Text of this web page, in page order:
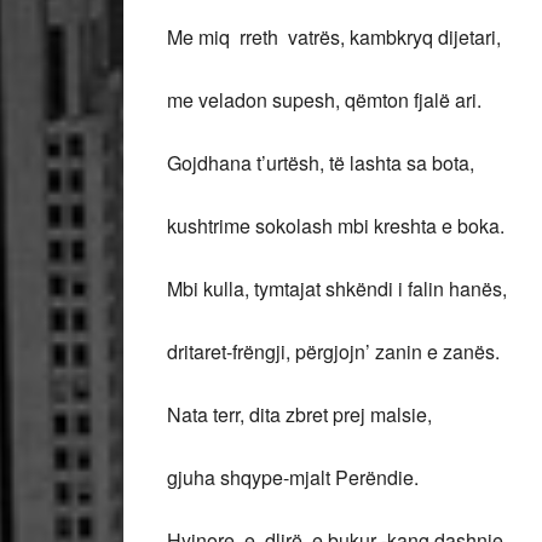
Me miq rreth vatrës, kambkryq dijetari,
me veladon supesh, qëmton fjalë ari.
Gojdhana t’urtësh, të lashta sa bota,
kushtrime sokolash mbi kreshta e boka.
Mbi kulla, tymtajat shkëndi i falin hanës,
dritaret-frëngji, përgjojn’ zanin e zanës.
Nata terr, dita zbret prej malsie,
gjuha shqype-mjalt Perëndie.